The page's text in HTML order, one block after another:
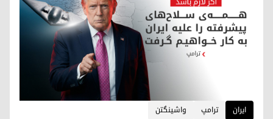
ایران ترامپ واشینگتن